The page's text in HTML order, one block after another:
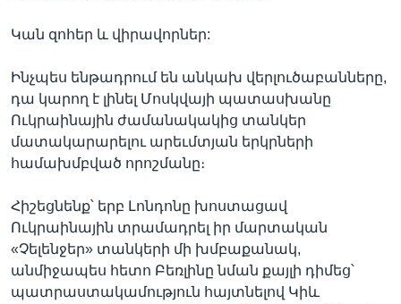
Կան զոհեր և վիրավորներ:
Ինչպես ենթադրում են անկախ վերլուծաբանները,
դա կարող է լինել Մոսկվայի պատասխանը
Ուկրաինային ժամանակակից տանկեր
մատակարարելու արեւմտյան երկրների
համախմբված որոշմանը։
Հիշեցնենք՝ երբ Լոնդոնը խոստացավ
Ուկրաինային տրամադրել իր մարտական
«Չելենջեր» տանկերի մի խմբաքանակ,
անմիջապես հետո Բեռլինը նման քայլի դիմեց՝
պատրաստակամություն հայտնելով Կիև